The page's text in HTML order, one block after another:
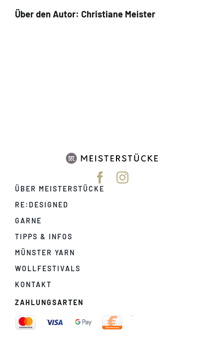
Über den Autor: Christiane Meister
ÜBER MEISTERSTÜCKE
RE:DESIGNED
GARNE
TIPPS & INFOS
MÜNSTER YARN
WOLLFESTIVALS
KONTAKT
ZAHLUNGSARTEN